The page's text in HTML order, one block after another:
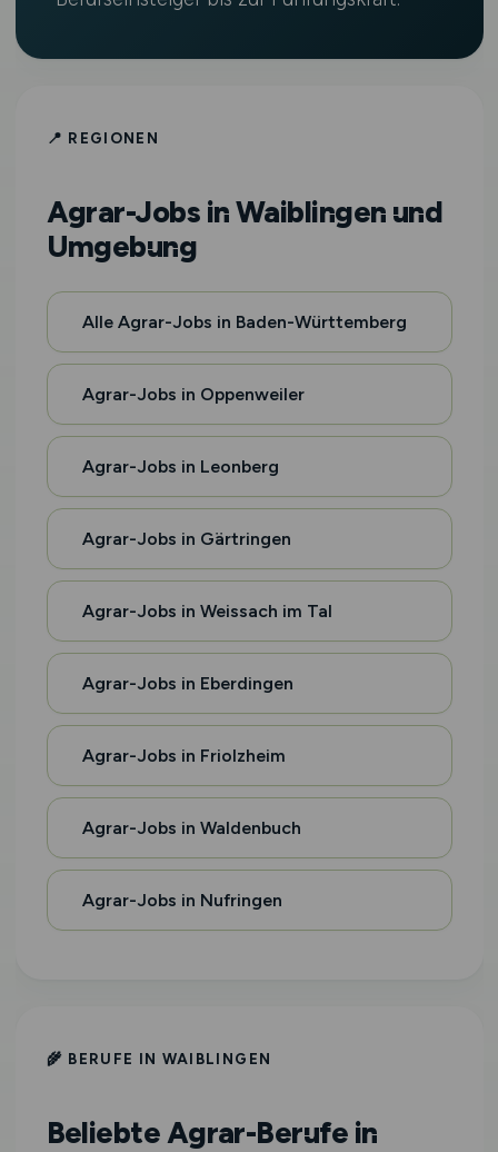
📍 REGIONEN
Agrar-Jobs in Waiblingen und
Umgebung
Alle Agrar-Jobs in Baden-Württemberg
Agrar-Jobs in Oppenweiler
Agrar-Jobs in Leonberg
Agrar-Jobs in Gärtringen
Agrar-Jobs in Weissach im Tal
Agrar-Jobs in Eberdingen
Agrar-Jobs in Friolzheim
Agrar-Jobs in Waldenbuch
Agrar-Jobs in Nufringen
🌾 BERUFE IN WAIBLINGEN
Beliebte Agrar-Berufe in